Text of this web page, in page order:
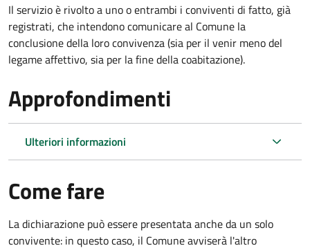
Il servizio è rivolto a uno o entrambi i conviventi di fatto, già
registrati, che intendono comunicare al Comune la
conclusione della loro convivenza (sia per il venir meno del
legame affettivo, sia per la fine della coabitazione).
Approfondimenti
Ulteriori informazioni
Come fare
La dichiarazione può essere presentata anche da un solo
convivente: in questo caso, il Comune avviserà l'altro